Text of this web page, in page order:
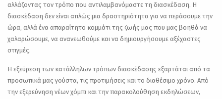
αλλάζοντας τον τρόπο που αντιλαμβανόμαστε τη διασκέδαση. Η
διασκέδαση δεν είναι απλώς μια δραστηριότητα για να περάσουμε την
ώρα, αλλά ένα απαραίτητο κομμάτι της ζωής μας που μας βοηθά να
χαλαρώσουμε, να ανανεωθούμε και να δημιουργήσουμε αξέχαστες
στιγμές.
Η εξεύρεση των κατάλληλων τρόπων διασκέδασης εξαρτάται από τα
προσωπικά μας γούστα, τις προτιμήσεις και το διαθέσιμο χρόνο. Από
την εξερεύνηση νέων χόμπι και την παρακολούθηση εκδηλώσεων,